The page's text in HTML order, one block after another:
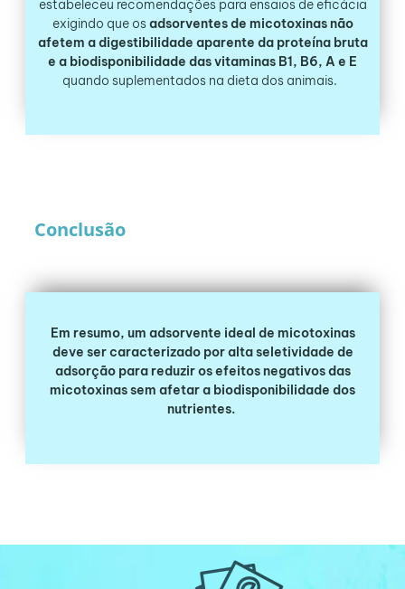
estabeleceu recomendações para ensaios de eficácia
exigindo que osadsorventes de micotoxinas não
afetem a digestibilidade aparente da proteína bruta
e a biodisponibilidade das vitaminas B1, B6, A e E
quando suplementados na dieta dos animais.
Conclusão
Em resumo, um adsorvente ideal de micotoxinas
deve ser caracterizado por alta seletividade de
adsorção para reduzir os efeitos negativos das
micotoxinas sem afetar a biodisponibilidade dos
nutrientes.